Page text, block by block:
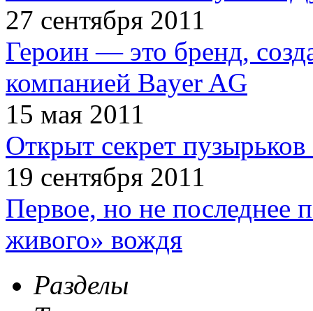
27 сентября 2011
Героин — это бренд,
компанией Bayer AG
15 мая 2011
Открыт секрет пузырьков
19 сентября 2011
Первое, но не последнее
живого» вождя
Разделы